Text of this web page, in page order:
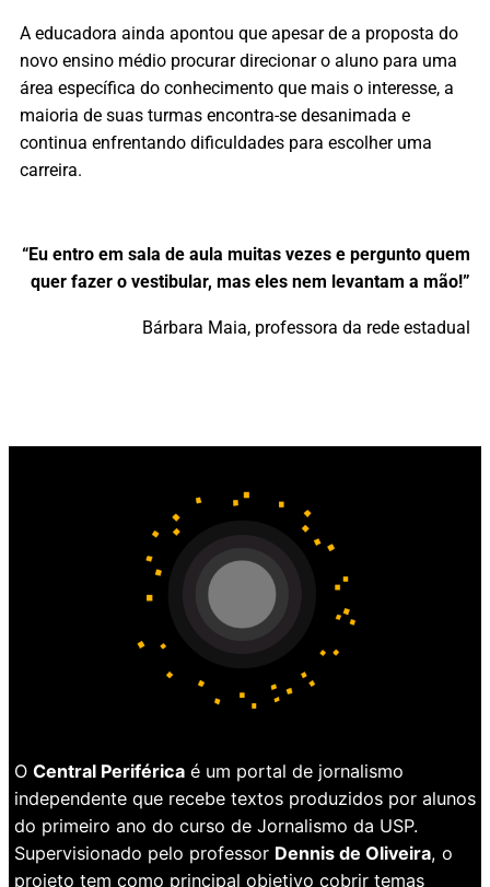
A educadora ainda apontou que apesar de a proposta do
novo ensino médio procurar direcionar o aluno para uma
área específica do conhecimento que mais o interesse, a
maioria de suas turmas encontra-se desanimada e
continua enfrentando dificuldades para escolher uma
carreira.
“Eu entro em sala de aula muitas vezes e pergunto quem
quer fazer o vestibular, mas eles nem levantam a mão!”
Bárbara Maia, professora da rede estadual
O Central Periférica é um portal de jornalismo
independente que recebe textos produzidos por alunos
do primeiro ano do curso de Jornalismo da USP.
Supervisionado pelo professor Dennis de Oliveira, o
projeto tem como principal objetivo cobrir temas